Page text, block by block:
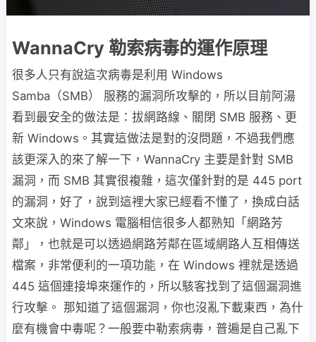
WannaCry 勒索病毒的運作原理
很多人只有說這次病毒是利用 Windows
Samba（SMB） 服務的漏洞所攻擊的，所以目前阿湯
看到最安全的做法是：拔網路線、關閉 SMB 服務、更
新 Windows。其實這做法是對的沒問題，不過我們應
該更深入的來了解一下，WannaCry 主要是針對 SMB
漏洞，而 SMB 其實很複雜，這次僅針對的是 445 port
的漏洞，好了，說到這裡大家已經看不懂了，換成白話
文來說，Windows 電腦相信很多人都熟知「網路芳
鄰」，也就是可以透過網路芳鄰在區域網路人互相傳送
檔案，非常便利的一項功能，在 Windows 裡就是透過
445 這個連接埠來運作的，所以駭客找到了這個漏洞進
行攻擊。 那知道了這個漏洞，你也沒亂下載東西，為什
麼有機會中毒呢？一般要中勒索病毒，普遍是自己亂下